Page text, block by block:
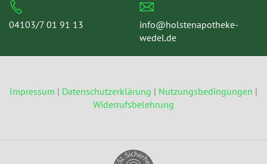
04103/7 01 91 13
info@holstenapotheke-
wedel.de
Impressum | Datenschutzerklärung | Nutzungsbedingungen |
Widerrufsbelehrung